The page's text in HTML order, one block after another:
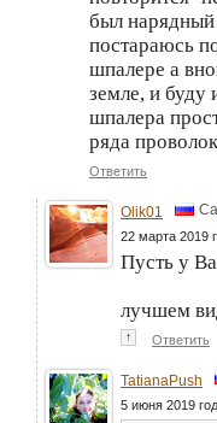
был
постараюсь
шпалере а
земле, и буду
шпалера
ряда
Ответить
Olik01
22 марта 2019
Пусть у
лучшем
↑ Ответить
TatianaPush
5 июня 2019